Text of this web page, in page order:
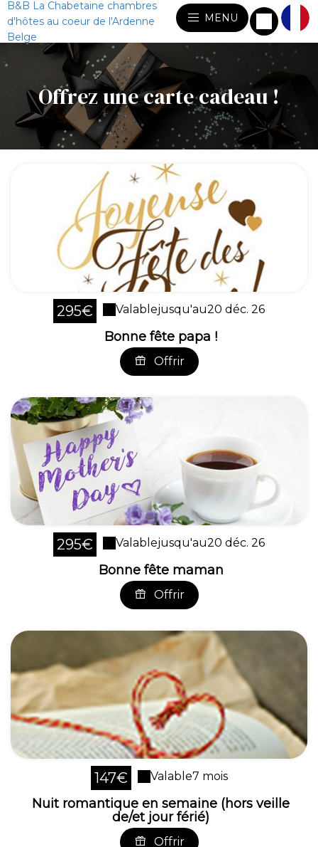
B&B La Chabetaine chambres
d'hôtes au coeur de l'Ardenne
Belge
MENU
Offrez une carte cadeau !
295€ Valablejusqu'au20 déc. 26
Bonne fête papa !
Offrir
295€ Valablejusqu'au20 déc. 26
Bonne fête maman
Offrir
147€ Valable7 mois
Nuit romantique en semaine (hors veille
de/et jour férié)
Offrir